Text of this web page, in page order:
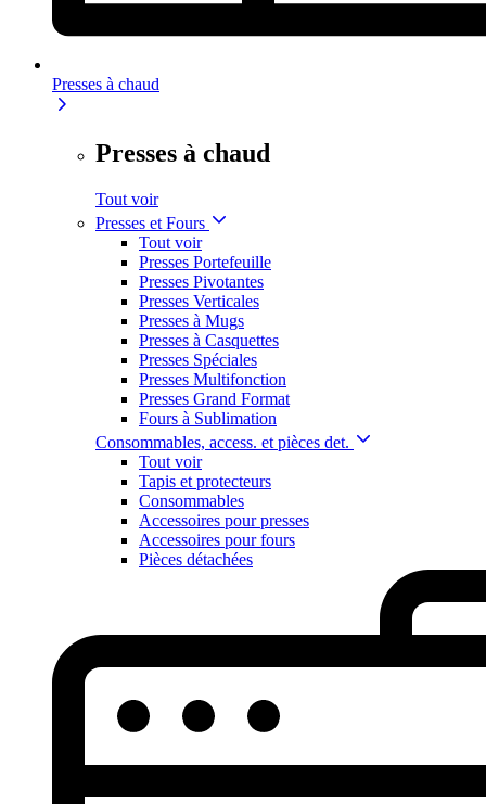
Presses à chaud
Presses à chaud
Tout voir
Presses et Fours
Tout voir
Presses Portefeuille
Presses Pivotantes
Presses Verticales
Presses à Mugs
Presses à Casquettes
Presses Spéciales
Presses Multifonction
Presses Grand Format
Fours à Sublimation
Consommables, access. et pièces det.
Tout voir
Tapis et protecteurs
Consommables
Accessoires pour presses
Accessoires pour fours
Pièces détachées